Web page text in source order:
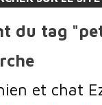
du tag
et chat